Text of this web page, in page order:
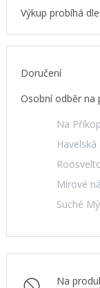
Výkup probíhá dle
Doručení
Osobní odběr na
Na
Mírové
Suché
Na